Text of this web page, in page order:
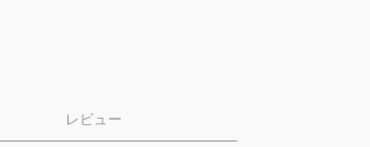
レビュー